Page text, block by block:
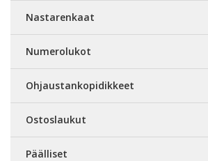
Nastarenkaat
Numerolukot
Ohjaustankopidikkeet
Ostoslaukut
Päälliset